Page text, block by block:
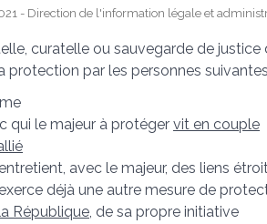
- Direction de l'information légale et
curatelle ou sauvegarde de
protection par les personnes
qui le majeur à protéger vit en couple
avec le majeur, des liens
déjà une autre mesure de
République, de sa propre initiative